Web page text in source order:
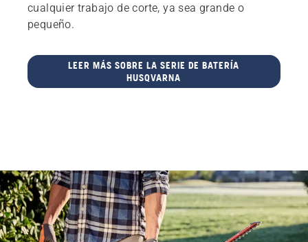
cualquier trabajo de corte, ya sea grande o
pequeño.
LEER MÁS SOBRE LA SERIE DE BATERÍA
HUSQVARNA